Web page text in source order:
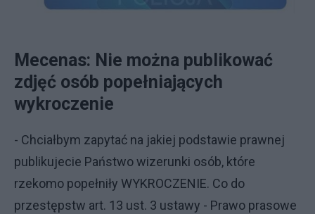
Mecenas: Nie można publikować
zdjęć osób popełniających
wykroczenie
- Chciałbym zapytać na jakiej podstawie prawnej
publikujecie Państwo wizerunki osób, które
rzekomo popełniły WYKROCZENIE. Co do
przestępstw art. 13 ust. 3 ustawy - Prawo prasowe